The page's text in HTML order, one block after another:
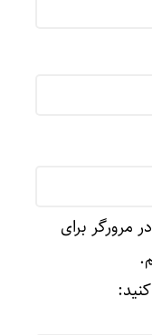
مرورگر برای